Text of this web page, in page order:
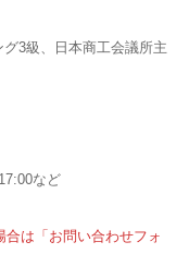
3級、日本商工会議所主
など
は「お問い合わせフォ